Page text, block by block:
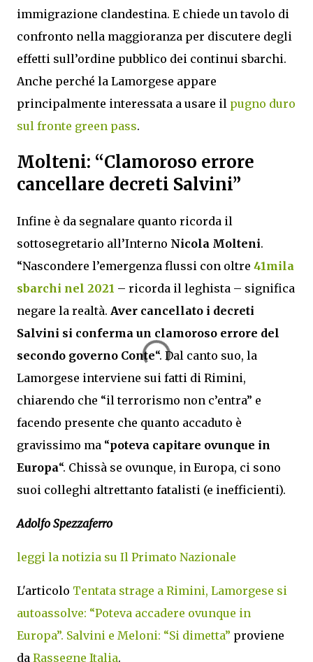
immigrazione clandestina. E chiede un tavolo di
confronto nella maggioranza per discutere degli
effetti sull’ordine pubblico dei continui sbarchi.
Anche perché la Lamorgese appare
principalmente interessata a usare il pugno duro
sul fronte green pass.
Molteni: “Clamoroso errore
cancellare decreti Salvini”
Infine è da segnalare quanto ricorda il
sottosegretario all’Interno Nicola Molteni.
“Nascondere l’emergenza flussi con oltre 41mila
sbarchi nel 2021 – ricorda il leghista – significa
negare la realtà. Aver cancellato i decreti
Salvini si conferma un clamoroso errore del
secondo governo Conte“. Dal canto suo, la
Lamorgese interviene sui fatti di Rimini,
chiarendo che “il terrorismo non c’entra” e
facendo presente che quanto accaduto è
gravissimo ma “poteva capitare ovunque in
Europa“. Chissà se ovunque, in Europa, ci sono
suoi colleghi altrettanto fatalisti (e inefficienti).
Adolfo Spezzaferro
leggi la notizia su Il Primato Nazionale
L'articolo Tentata strage a Rimini, Lamorgese si
autoassolve: “Poteva accadere ovunque in
Europa”. Salvini e Meloni: “Si dimetta” proviene
da Rassegne Italia.